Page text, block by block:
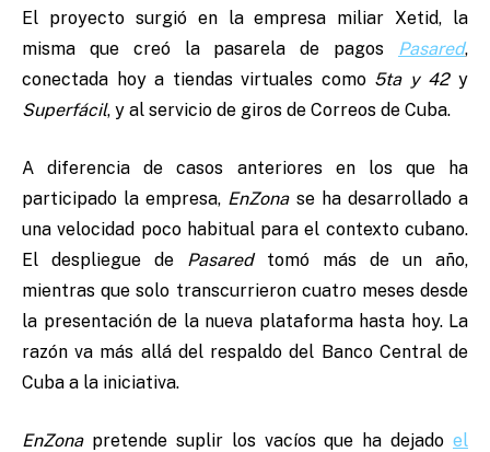
El proyecto surgió en la empresa miliar Xetid, la
misma que creó la pasarela de pagos Pasared,
conectada hoy a tiendas virtuales como 5ta y 42y
Superfácil, y al servicio de giros de Correos de Cuba.
A diferencia de casos anteriores en los que ha
participado la empresa, EnZonase ha desarrollado a
una velocidad poco habitual para el contexto cubano.
El despliegue de Pasared tomó más de un año,
mientras que solo transcurrieron cuatro meses desde
la presentación de la nueva plataforma hasta hoy. La
razón va más allá del respaldo del Banco Central de
Cuba a la iniciativa.
EnZonapretende suplir los vacíos que ha dejado el